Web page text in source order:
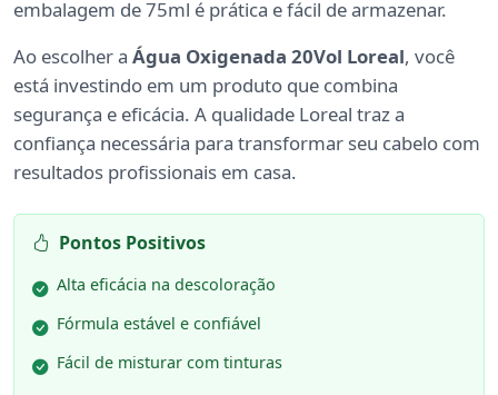
embalagem de 75ml é prática e fácil de armazenar.
Ao escolher a Água Oxigenada 20Vol Loreal, você
está investindo em um produto que combina
segurança e eficácia. A qualidade Loreal traz a
confiança necessária para transformar seu cabelo com
resultados profissionais em casa.
Pontos Positivos
Alta eficácia na descoloração
Fórmula estável e confiável
Fácil de misturar com tinturas